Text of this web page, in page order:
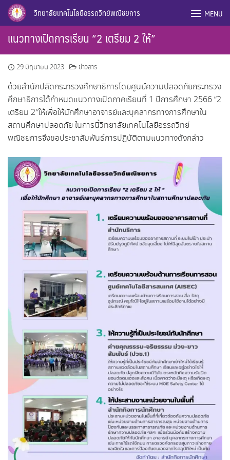
Skip
วิทยาลัยเทคโนโลยีอรรถวิทย์พณิชยการ MENU
แนวทางเปิดการเรียน “2 เตรียม 2 ให้”
29 มิถุนายน 2023 ข่าวสาร
ด้วยสำนักปลัดกระทรวงศึกษาธิการโดยศูนย์ความปลอดภัยกระทรวง
ศึกษาธิการได้กำหนดแนวทางเปิดภาคเรียนที่ 1 ปีการศึกษา 2566 “2
เตรียม 2″ให้เพื่อให้นักศึกษาอาจารย์และบุคลากรทางการศึกษาใน
สถานศึกษาปลอดภัย ในการนี้วิทยาลัยเทคโนโลยีอรรถวิทย์
พณิชยการจึงขอประชาสัมพันธ์การปฏิบัติตามแนวทางดังกล่าว